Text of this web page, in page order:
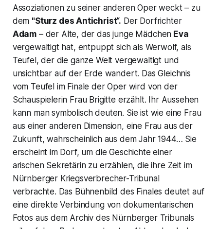
Assoziationen zu seiner anderen Oper weckt – zu
dem "Sturz des Antichrist“. Der Dorfrichter
Adam – der Alte, der das junge Mädchen Eva
vergewaltigt hat, entpuppt sich als Werwolf, als
Teufel, der die ganze Welt vergewaltigt und
unsichtbar auf der Erde wandert. Das Gleichnis
vom Teufel im Finale der Oper wird von der
Schauspielerin Frau Brigitte erzählt. Ihr Aussehen
kann man symbolisch deuten. Sie ist wie eine Frau
aus einer anderen Dimension, eine Frau aus der
Zukunft, wahrscheinlich aus dem Jahr 1944… Sie
erscheint im Dorf, um die Geschichte einer
arischen Sekretärin zu erzählen, die ihre Zeit im
Nürnberger Kriegsverbrecher-Tribunal
verbrachte. Das Bühnenbild des Finales deutet auf
eine direkte Verbindung von dokumentarischen
Fotos aus dem Archiv des Nürnberger Tribunals